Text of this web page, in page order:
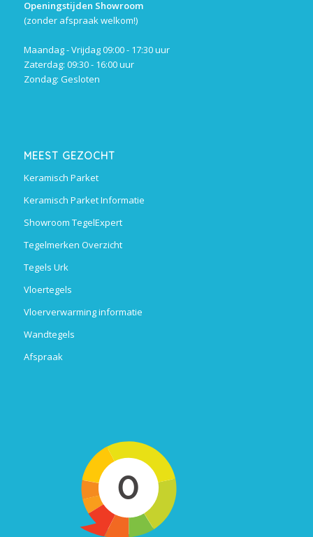
Openingstijden Showroom
(zonder afspraak welkom!)
Maandag - Vrijdag 09:00 - 17:30 uur
Zaterdag: 09:30 - 16:00 uur
Zondag: Gesloten
MEEST GEZOCHT
Keramisch Parket
Keramisch Parket Informatie
Showroom TegelExpert
Tegelmerken Overzicht
Tegels Urk
Vloertegels
Vloerverwarming informatie
Wandtegels
Afspraak